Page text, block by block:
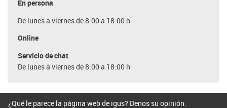
En persona
De lunes a viernes de 8:00 a 18:00 h
Online
Servicio de chat
De lunes a viernes de 8:00 a 18:00 h
¿Qué le parece la página web de igus? Denos su opinión.